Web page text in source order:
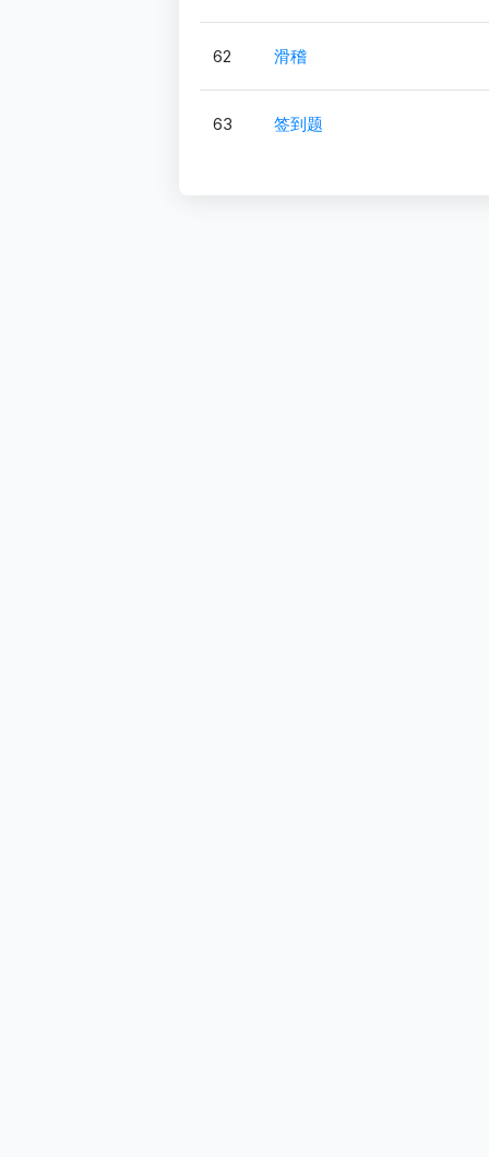
62 滑稽
63 签到题